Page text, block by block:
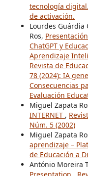
tecnología
de activación.
Lourdes Guárdia
Ros,
ChatGPT y
Aprendizaje
Revista de
78 (2024): IA
Consecuencias
Evaluación
Miguel Zapata
INTERNET ,
Núm. 5 (2002)
Miguel Zapata
aprendizaje –
de Educación a
António Moreira